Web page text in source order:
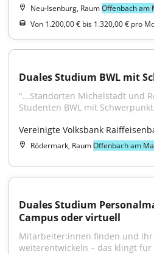
Neu-Isenburg, RaumOffenbach am
Von 1.200,00 € bis 1.320,00 € pro
Duales Studium BWL mit
"...Standorten Michelstadt und
Studenten BWL mit Schwerpunkt
Vereinigte Volksbank
Rödermark, RaumOffenbach am
Duales Studium
Campus oder virtuell
Mitarbeiter:innen finden und ihr
weiterentwickeln – das klingt für